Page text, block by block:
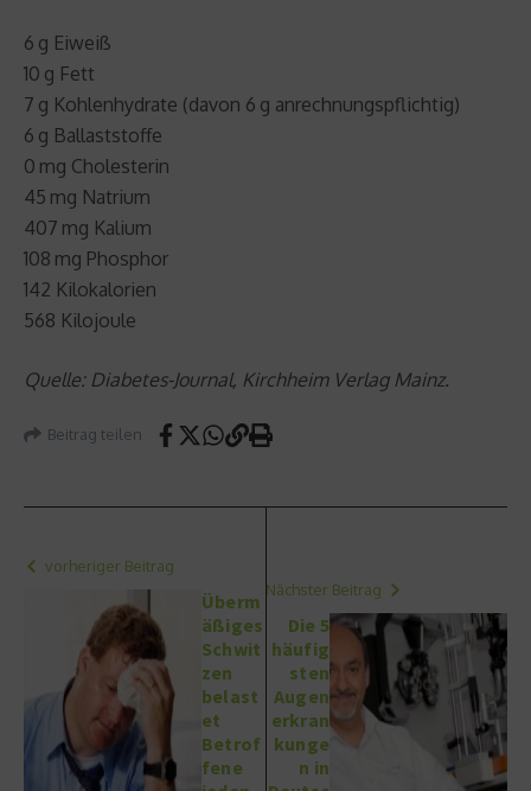
6 g Eiweiß
10 g Fett
7 g Kohlenhydrate (davon 6 g anrechnungspflichtig)
6 g Ballaststoffe
0 mg Cholesterin
45 mg Natrium
407 mg Kalium
108 mg Phosphor
142 Kilokalorien
568 Kilojoule
Quelle: Diabetes-Journal, Kirchheim Verlag Mainz.
Beitrag teilen
vorheriger Beitrag
Überm
äßiges
Schwit
zen
belast
et
Betrof
fene
Nächster Beitrag
Die 5
häufig
sten
Augen
erkran
kunge
n in